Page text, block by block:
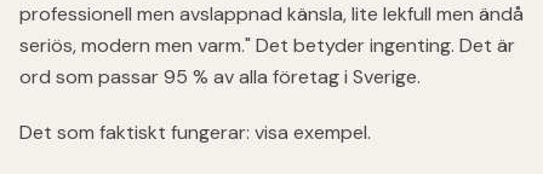
professionell men avslappnad känsla, lite lekfull men ändå
seriös, modern men varm." Det betyder ingenting. Det är
ord som passar 95 % av alla företag i Sverige.
Det som faktiskt fungerar: visa exempel.